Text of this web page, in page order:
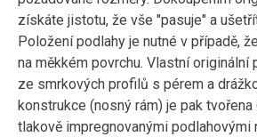
získáte jistotu, že vše "pasuje" a
Položení podlahy je nutné v případě,
na měkkém povrchu. Vlastní originální
ze smrkových profilů s pérem a
konstrukce (nosný rám) je pak
tlakově impregnovanými podlahovými